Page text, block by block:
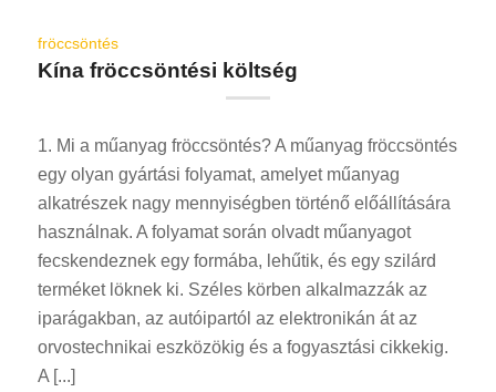
fröccsöntés
Kína fröccsöntési költség
1. Mi a műanyag fröccsöntés? A műanyag fröccsöntés
egy olyan gyártási folyamat, amelyet műanyag
alkatrészek nagy mennyiségben történő előállítására
használnak. A folyamat során olvadt műanyagot
fecskendeznek egy formába, lehűtik, és egy szilárd
terméket löknek ki. Széles körben alkalmazzák az
iparágakban, az autóipartól az elektronikán át az
orvostechnikai eszközökig és a fogyasztási cikkekig.
A [...]